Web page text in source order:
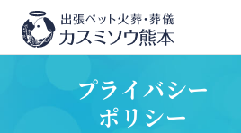
プライバシー
ポリシー